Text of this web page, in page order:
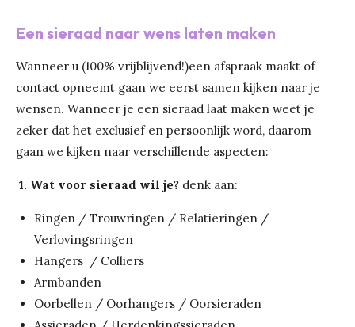
Een sieraad naar wens laten maken
Wanneer u (100% vrijblijvend!)een afspraak maakt of
contact opneemt gaan we eerst samen kijken naar je
wensen. Wanneer je een sieraad laat maken weet je
zeker dat het exclusief en persoonlijk word, daarom
gaan we kijken naar verschillende aspecten:
1. Wat voor sieraad wil je? denk aan:
Ringen / Trouwringen / Relatieringen /
Verlovingsringen
Hangers / Colliers
Armbanden
Oorbellen / Oorhangers / Oorsieraden